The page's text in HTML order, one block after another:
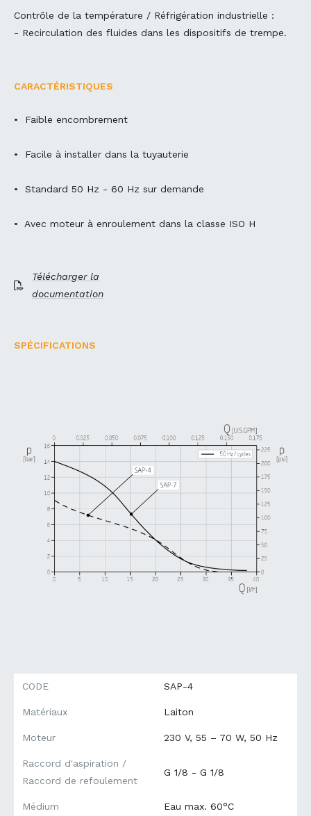
Contrôle de la température / Réfrigération industrielle :
- Recirculation des fluides dans les dispositifs de trempe.
CARACTÉRISTIQUES
• Faible encombrement
• Facile à installer dans la tuyauterie
• Standard 50 Hz - 60 Hz sur demande
• Avec moteur à enroulement dans la classe ISO H
Télécharger la
documentation
SPÉCIFICATIONS
CODE SAP-4
Matériaux Laiton
Moteur 230 V, 55 – 70 W, 50 Hz
Raccord d'aspiration /
Raccord de refoulement
G 1/8 - G 1/8
Médium Eau max. 60°C